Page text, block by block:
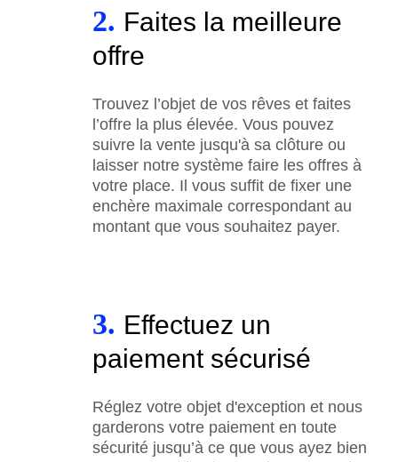
2. Faites la meilleure
offre
Trouvez l’objet de vos rêves et faites
l’offre la plus élevée. Vous pouvez
suivre la vente jusqu'à sa clôture ou
laisser notre système faire les offres à
votre place. Il vous suffit de fixer une
enchère maximale correspondant au
montant que vous souhaitez payer.
3. Effectuez un
paiement sécurisé
Réglez votre objet d'exception et nous
garderons votre paiement en toute
sécurité jusqu’à ce que vous ayez bien